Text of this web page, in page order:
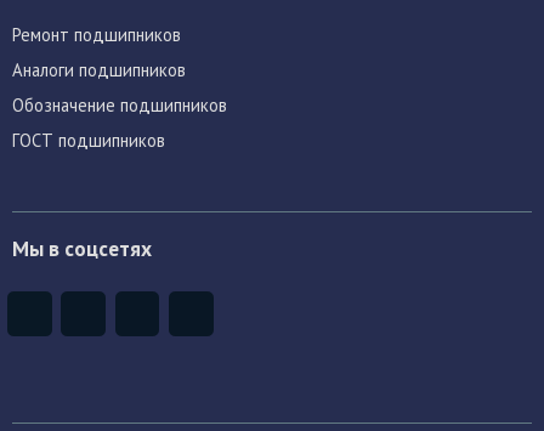
Ремонт подшипников
Аналоги подшипников
Обозначение подшипников
ГОСТ подшипников
Мы в соцсетях